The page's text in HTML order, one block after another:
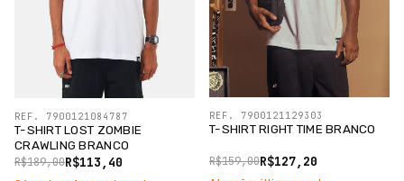
T-SHIRT LOST ZOMBIE
CRAWLING BRANCO
R$113,40
R$189,00
REF. 7900121084787
T-SHIRT RIGHT TIME BRANCO
R$127,20
R$159,00
REF. 7900121129303